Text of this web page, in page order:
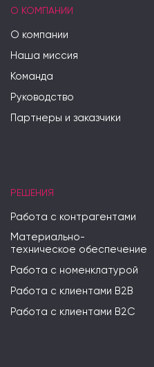
О КОМПАНИИ
О компании
Наша миссия
Команда
Руководство
Партнеры и заказчики
РЕШЕНИЯ
Работа с контрагентами
Материально-
техническое обеспечение
Работа с номенклатурой
Работа с клиентами B2B
Работа с клиентами B2C